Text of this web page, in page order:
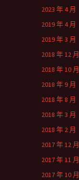
2023 年 4 月
2019 年 4 月
2019 年 3 月
2018 年 12 月
2018 年 10 月
2018 年 9 月
2018 年 8 月
2018 年 3 月
2018 年 2 月
2017 年 12 月
2017 年 11 月
2017 年 10 月